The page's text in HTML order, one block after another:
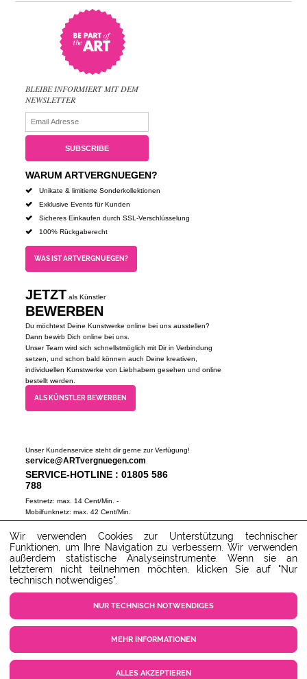
BLEIBE INFORMIERT MIT DEM
NEWSLETTER
WARUM ARTVERGNUEGEN?
Unikate & limitierte Sonderkollektionen
Exklusive Events für Kunden
Sicheres Einkaufen durch SSL-Verschlüsselung
100% Rückgaberecht
WAS IST ARTVERGNUEGEN?
JETZT als Künstler
BEWERBEN
Du möchtest Deine Kunstwerke online bei uns ausstellen?
Dann bewirb Dich online bei uns.
Unser Team wird sich schnellstmöglich mit Dir in Verbindung
setzen, und schon bald können auch Deine kreativen,
individuellen Kunstwerke von Liebhabern gesehen und online
bestellt werden.
ALS KÜNSTLER BEWERBEN
Unser Kundenservice steht dir gerne zur Verfügung!
service@ARTvergnuegen.com
SERVICE-HOTLINE : 01805 586
788
Festnetz: max. 14 Cent/Min. -
Mobilfunknetz: max. 42 Cent/Min.
(Mo-Do 9-18 Uhr, Fr 9-16 Uhr)
ZUM SERVICECENTER
Wir verwenden Cookies zur Unterstützung technischer
Funktionen, um Ihre Navigation zu verbessern. Wir verwenden
außerdem statistische Analyseinstrumente. Wenn sie an
letzterem nicht teilnehmen möchten, klicken Sie auf "Nur
technisch notwendiges".
NUR TECHNISCH NOTWENDIGES
MEHR INFORMATIONEN
ALLES AKZEPTIEREN